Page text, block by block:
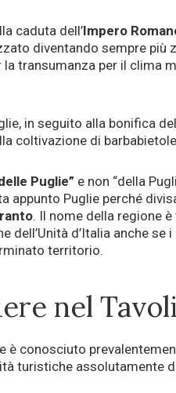
caduta dell’Impero
diventando sempre più
transumanza per il clima
in seguito alla bonifica
coltivazione di
Puglie” e non “della
appunto Puglie perché
. Il nome della regione
dell’Unità d’Italia anche
territorio.
nel
è conosciuto
turistiche assolutamente